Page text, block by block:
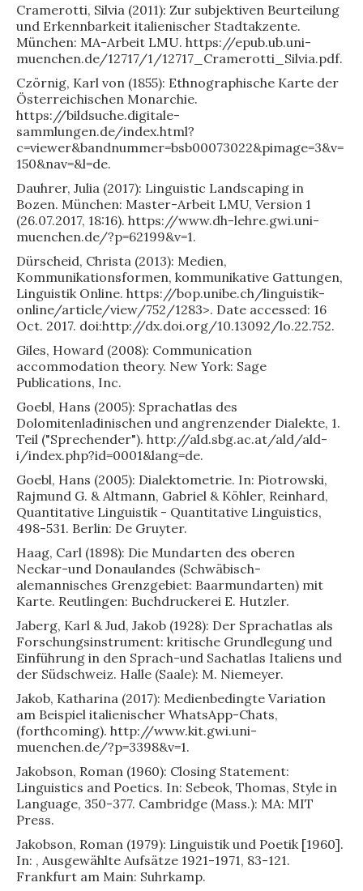
Cramerotti, Silvia (2011): Zur subjektiven Beurteilung
und Erkennbarkeit italienischer Stadtakzente.
München: MA-Arbeit LMU. https://epub.ub.uni-
muenchen.de/12717/1/12717_Cramerotti_Silvia.pdf.
Czörnig, Karl von (1855): Ethnographische Karte der
Österreichischen Monarchie.
https://bildsuche.digitale-
sammlungen.de/index.html?
c=viewer&bandnummer=bsb00073022&pimage=3&v=
150&nav=&l=de.
Dauhrer, Julia (2017): Linguistic Landscaping in
Bozen. München: Master-Arbeit LMU, Version 1
(26.07.2017, 18:16). https://www.dh-lehre.gwi.uni-
muenchen.de/?p=62199&v=1.
Dürscheid, Christa (2013): Medien,
Kommunikationsformen, kommunikative Gattungen,
Linguistik Online. https://bop.unibe.ch/linguistik-
online/article/view/752/1283>. Date accessed: 16
Oct. 2017. doi:http://dx.doi.org/10.13092/lo.22.752.
Giles, Howard (2008): Communication
accommodation theory. New York: Sage
Publications, Inc.
Goebl, Hans (2005): Sprachatlas des
Dolomitenladinischen und angrenzender Dialekte, 1.
Teil ("Sprechender"). http://ald.sbg.ac.at/ald/ald-
i/index.php?id=0001&lang=de.
Goebl, Hans (2005): Dialektometrie. In: Piotrowski,
Rajmund G. & Altmann, Gabriel & Köhler, Reinhard,
Quantitative Linguistik - Quantitative Linguistics,
498-531. Berlin: De Gruyter.
Haag, Carl (1898): Die Mundarten des oberen
Neckar-und Donaulandes (Schwäbisch-
alemannisches Grenzgebiet: Baarmundarten) mit
Karte. Reutlingen: Buchdruckerei E. Hutzler.
Jaberg, Karl & Jud, Jakob (1928): Der Sprachatlas als
Forschungsinstrument: kritische Grundlegung und
Einführung in den Sprach-und Sachatlas Italiens und
der Südschweiz. Halle (Saale): M. Niemeyer.
Jakob, Katharina (2017): Medienbedingte Variation
am Beispiel italienischer WhatsApp-Chats,
(forthcoming). http://www.kit.gwi.uni-
muenchen.de/?p=3398&v=1.
Jakobson, Roman (1960): Closing Statement:
Linguistics and Poetics. In: Sebeok, Thomas, Style in
Language, 350-377. Cambridge (Mass.): MA: MIT
Press.
Jakobson, Roman (1979): Linguistik und Poetik [1960].
In: , Ausgewählte Aufsätze 1921-1971, 83-121.
Frankfurt am Main: Suhrkamp.